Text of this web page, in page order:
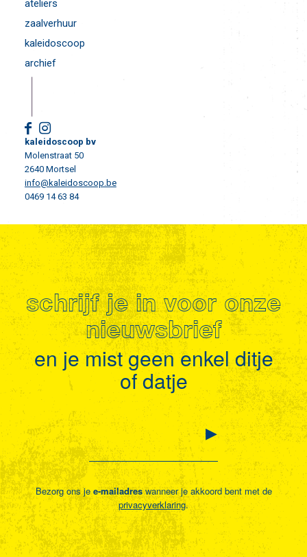
ateliers
zaalverhuur
kaleidoscoop
archief
kaleidoscoop bv
Molenstraat 50
2640 Mortsel
info@kaleidoscoop.be
0469 14 63 84
schrijf je in voor onze
nieuwsbrief
en je mist geen enkel ditje
of datje
Bezorg ons jee-mailadreswanneer je akkoord bent met de
privacyverklaring.